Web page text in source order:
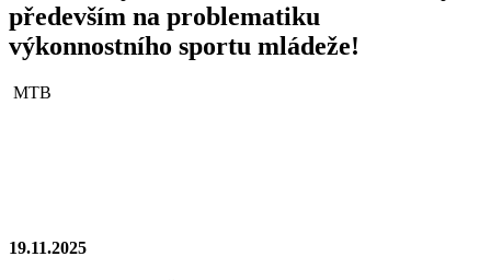
především na problematiku
výkonnostního sportu mládeže!
MTB
19.11.2025